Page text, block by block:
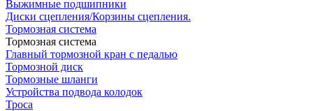
Выжимные подшипники
Диски сцепления/Корзины сцепления.
Тормозная система
Тормозная система
Главный тормозной кран с педалью
Тормозной диск
Тормозные шланги
Устройства подвода колодок
Троса